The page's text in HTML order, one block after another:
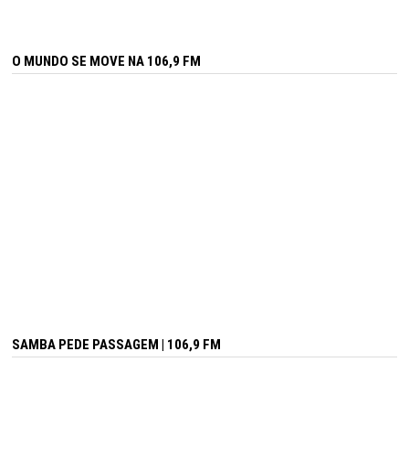
O MUNDO SE MOVE NA 106,9 FM
SAMBA PEDE PASSAGEM | 106,9 FM